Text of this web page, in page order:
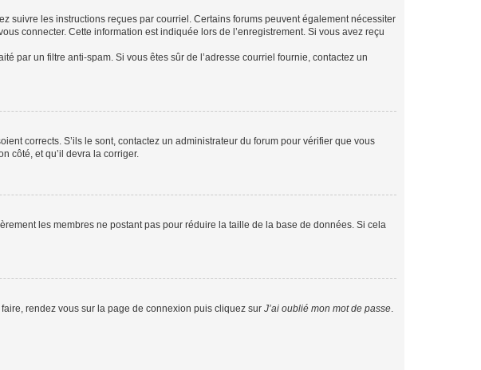
suivre les instructions reçues par courriel. Certains forums peuvent également nécessiter
connecter. Cette information est indiquée lors de l’enregistrement. Si vous avez reçu
par un filtre anti-spam. Si vous êtes sûr de l’adresse courriel fournie, contactez un
corrects. S’ils le sont, contactez un administrateur du forum pour vérifier que vous
côté, et qu’il devra la corriger.
les membres ne postant pas pour réduire la taille de la base de données. Si cela
rendez vous sur la page de connexion puis cliquez sur J’ai oublié mon mot de passe.